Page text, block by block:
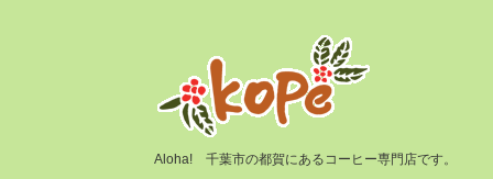
Aloha! 千葉市の都賀にあるコーヒー専門店です。